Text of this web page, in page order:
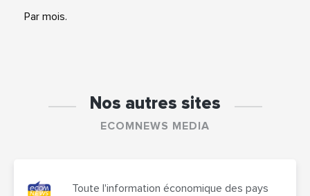
Par mois.
Nos autres sites
ECOMNEWS MEDIA
Toute l'information économique des pays